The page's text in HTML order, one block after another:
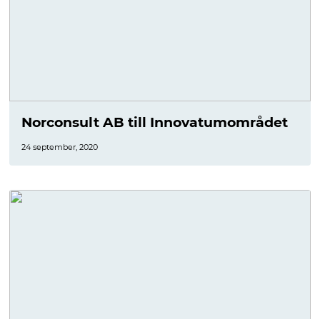
Norconsult AB till Innovatumområdet
24 september, 2020